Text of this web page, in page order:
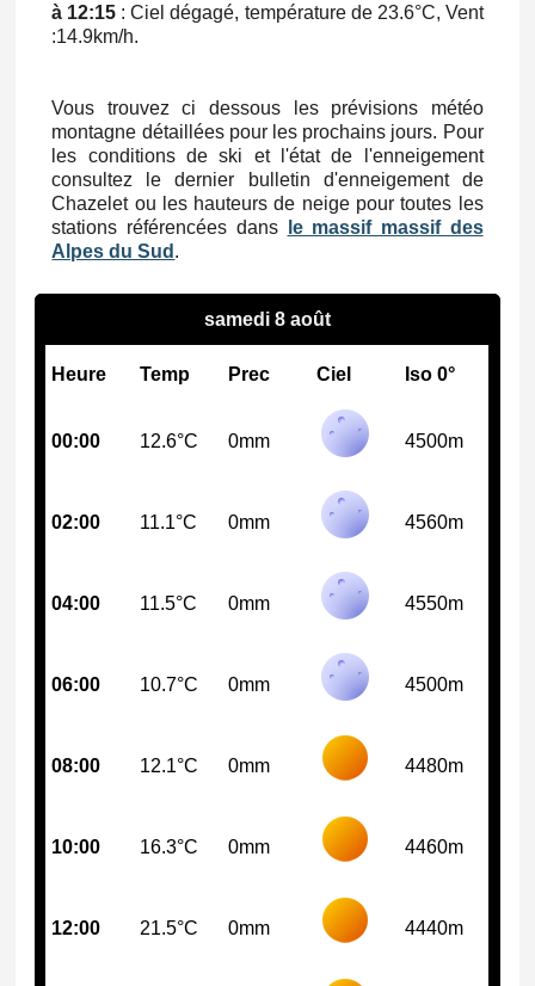
à 12:15 : Ciel dégagé, température de 23.6°C, Vent
:14.9km/h.
Vous trouvez ci dessous les prévisions météo
montagne détaillées pour les prochains jours. Pour
les conditions de ski et l'état de l'enneigement
consultez le dernier bulletin d'enneigement de
Chazelet ou les hauteurs de neige pour toutes les
stations référencées dans
le massif massif des
Alpes du Sud .
samedi 8 août
Heure Temp Prec Ciel Iso 0°
00:00 12.6°C 0mm 4500m
02:00 11.1°C 0mm 4560m
04:00 11.5°C 0mm 4550m
06:00 10.7°C 0mm 4500m
08:00 12.1°C 0mm 4480m
10:00 16.3°C 0mm 4460m
12:00 21.5°C 0mm 4440m